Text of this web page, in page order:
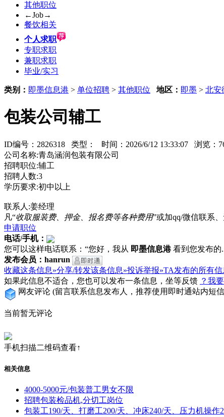
其他职位
←Job→
餐饮相关
个人求职
专职求职
兼职求职
毕业/实习
类别： 即墨信息港 > 单位招聘 > 其他职位 地区： 即墨 > 北安
包装公司辅工
ID编号：2826318 类型： 时间：2026/6/12 13:33:07 浏览：
公司名称:青岛涵润包装有限公司
招聘职位:辅工
招聘人数:3
学历要求:初中以上
联系人:姜经理
凡“收取服装费、押金、报名费等各种费用”或加qq/微信联系
申请职位
电话/手机：
您可以这样电话联系：“您好，我从 即墨信息港看到您发布的
发布会员：hanrun
收藏这条信息»分享/转发该条信息»投诉举报»TA发布的所有信
如果此信息不适合，您也可以发布一条信息，坐等反馈 ？我
网友评论 (留言联系信息发布人，推荐使用即时通站内短
当前暂无评论
手机扫描二维码查看↑
相关信息
4000-5000元/包装普工男女不限
招聘包装检品机,分切工岗位
包装工190/天、打磨工200/天、冲床240/天、压力机操作